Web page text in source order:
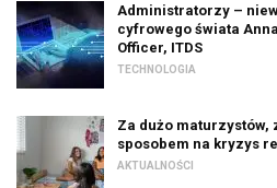
Administratorzy –
cyfrowego świata
Officer, ITDS
TECHNOLOGIA
Za dużo maturzystów,
sposobem na kryzys
AKTUALNOŚCI